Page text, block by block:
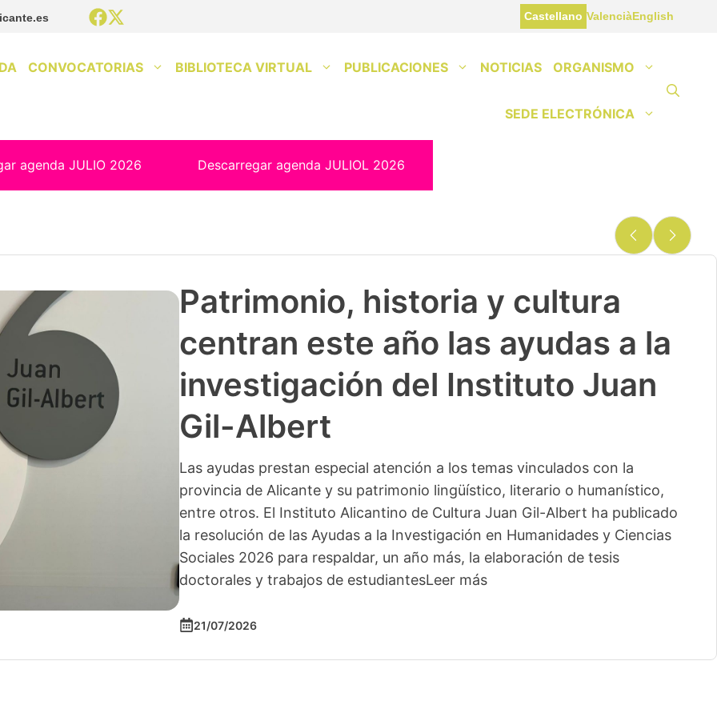
Castellano ValenciàEnglish
CONVOCATORIAS BIBLIOTECA VIRTUAL PUBLICACIONES NOTICIAS ORGANISMO
SEDE ELECTRÓNICA
agenda JULIO 2026 Descarregar agenda JULIOL 2026
Patrimonio, historia y cultura
centran este año las ayudas a la
investigación del Instituto Juan
Gil-Albert
Las ayudas prestan especial atención a los temas vinculados con la
provincia de Alicante y su patrimonio lingüístico, literario o humanístico,
entre otros. El Instituto Alicantino de Cultura Juan Gil-Albert ha publicado
la resolución de las Ayudas a la Investigación en Humanidades y Ciencias
Sociales 2026 para respaldar, un año más, la elaboración de tesis
doctorales y trabajos de estudiantesLeer más
21/07/2026